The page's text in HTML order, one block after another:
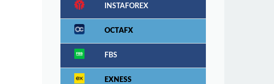
INSTAFOREX
OCTAFX
FBS
EXNESS